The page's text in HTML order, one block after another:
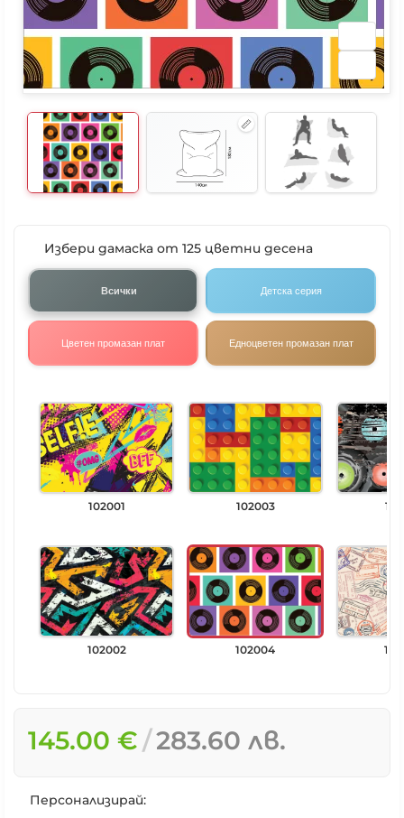
Избери дамаска от 125 цветни десена
Всички Детска серия
Цветен промазан плат Едноцветен промазан плат
102001
102002
102003
102004
145.00 € 283.60 лв.
Персонализирай: